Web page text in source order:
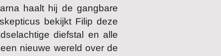
haalt hij de gangbare
bekijkt Filip deze
diefstal en alle
nieuwe wereld over de